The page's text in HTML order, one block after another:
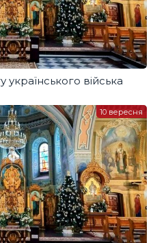
війська
10 вересня